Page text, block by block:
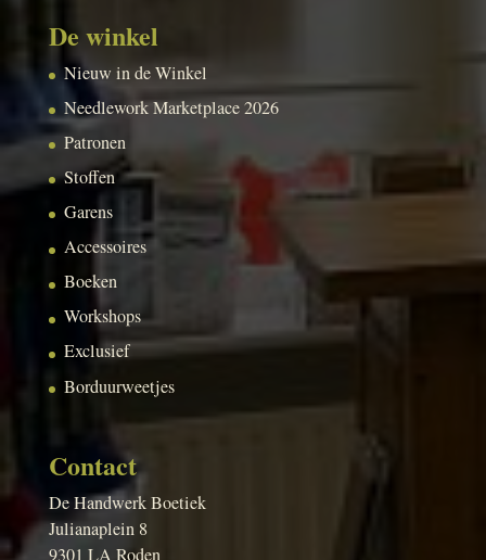
De winkel
Nieuw in de Winkel
Needlework Marketplace 2026
Patronen
Stoffen
Garens
Accessoires
Boeken
Workshops
Exclusief
Borduurweetjes
Contact
De Handwerk Boetiek
Julianaplein 8
9301 LA Roden